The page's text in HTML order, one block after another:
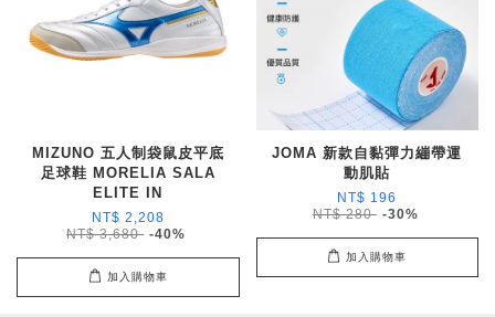
MIZUNO 五人制袋鼠皮平底
足球鞋 MORELIA SALA
ELITE IN
NT$ 2,208
NT$ 3,680 -40%
加入購物車
JOMA 新款自黏彈力繃帶運
動肌貼
NT$ 196
NT$ 280 -30%
加入購物車